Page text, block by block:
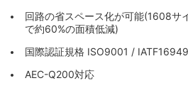
回路の省スペース化が可能(1608サ
で約60%の面積低減)
国際認証規格 ISO9001 /
AEC-Q200対応